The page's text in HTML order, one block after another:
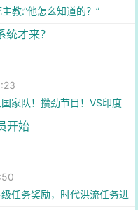
教:“他怎么知道的？”
才来？
家队！攒劲节目！VS印度
】
开始
任务奖励，时代洪流任务进